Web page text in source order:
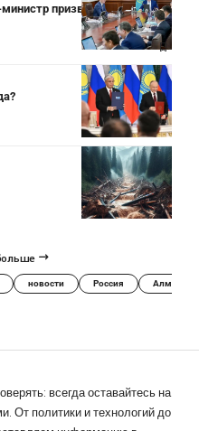
призвал акимов к
новости Россия Алматы
всегда оставайтесь на
От политики и технологий до